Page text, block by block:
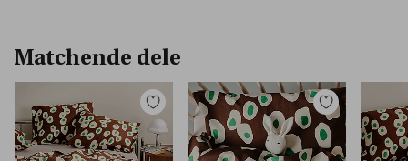
Matchende dele
Tilføj
til
favoritter
Tilføj
til
favoritter